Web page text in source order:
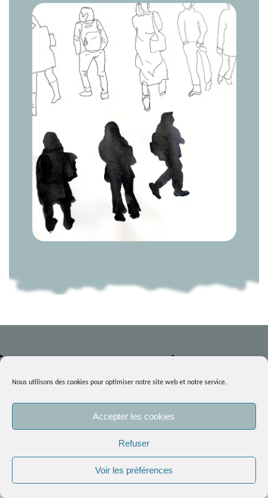
cookies sur le site.En savoir plus.
OK
Nous utilisons des cookies pour optimiser notre site web et notre service.
Accepter les cookies
Refuser
Voir les préférences
delphine@atelier-salamandre.fr
formulaire de contact
La charte éco-citoyenne
Politique de cookies (UE)
S'abonner à la newsletter